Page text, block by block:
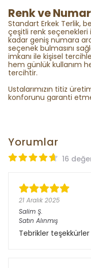
Renk ve
Standart Erkek Terlik,
çeşitli renk seçenekleri
kadar geniş numara
seçenek bulmasını
imkanı ile kişisel
hem günlük kullanım
tercihtir.
Ustalarımızın titiz
konforunu garanti
Yorumlar
16
21 Aralık 2025
Salim Ş.
Satın Alınmış
Tebrikler teşekkürler